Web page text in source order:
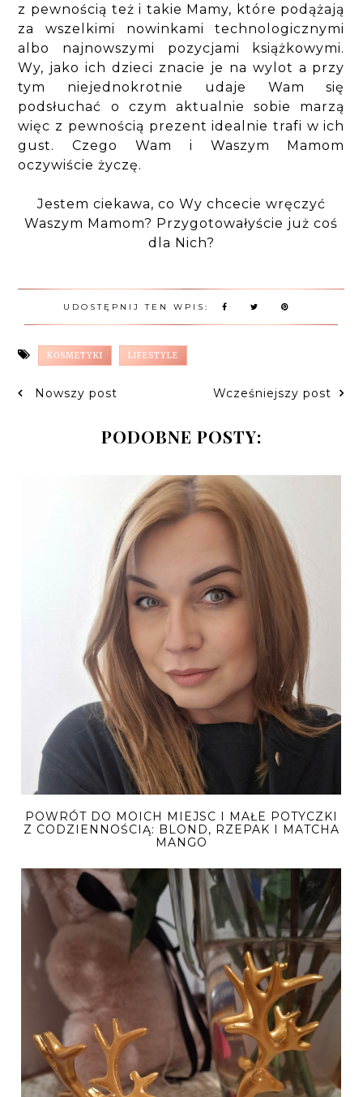
z pewnością też i takie Mamy, które podążają
za wszelkimi nowinkami technologicznymi
albo najnowszymi pozycjami książkowymi.
Wy, jako ich dzieci znacie je na wylot a przy
tym niejednokrotnie udaje Wam się
podsłuchać o czym aktualnie sobie marzą
więc z pewnością prezent idealnie trafi w ich
gust. Czego Wam i Waszym Mamom
oczywiście życzę.
Jestem ciekawa, co Wy chcecie wręczyć
Waszym Mamom? Przygotowałyście już coś
dla Nich?
UDOSTĘPNIJ TEN WPIS:
KOSMETYKI LIFESTYLE
Nowszy post Wcześniejszy post
PODOBNE POSTY:
POWRÓT DO MOICH MIEJSC I MAŁE POTYCZKI
Z CODZIENNOŚCIĄ: BLOND, RZEPAK I MATCHA
MANGO